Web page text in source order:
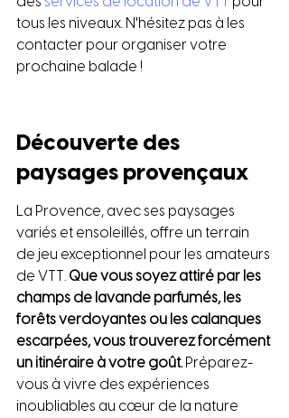
tous les niveaux. N'hésitez pas à les
contacter pour organiser votre
prochaine balade !
Découverte des
paysages provençaux
La Provence, avec ses paysages
variés et ensoleillés, offre un terrain
de jeu exceptionnel pour les amateurs
de VTT. Que vous soyez attiré par les
champs de lavande parfumés, les
forêts verdoyantes ou les calanques
escarpées, vous trouverez forcément
un itinéraire à votre goût. Préparez-
vous à vivre des expériences
inoubliables au cœur de la nature